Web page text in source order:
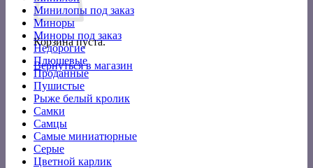
Корзина пуста.
Вернуться в магазин
Минилопы под заказ
Миноры
Миноры под заказ
Недорогие
Плюшевые
Проданные
Пушистые
Рыже белый кролик
Самки
Самцы
Самые миниатюрные
Серые
Цветной карлик